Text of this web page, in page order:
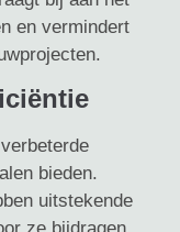
en vermindert
bieden.
uitstekende